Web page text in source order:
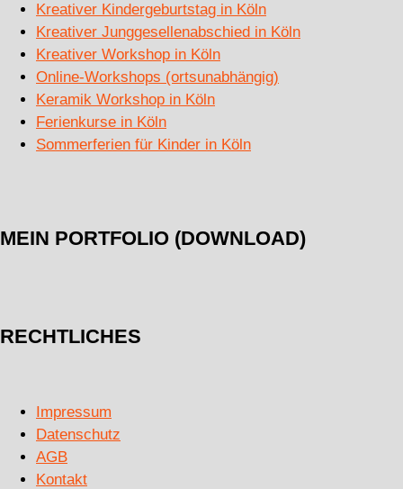
Kreativer Kindergeburtstag in Köln
Kreativer Junggesellenabschied in Köln
Kreativer Workshop in Köln
Online-Workshops (ortsunabhängig)
Keramik Workshop in Köln
Ferienkurse in Köln
Sommerferien für Kinder in Köln
MEIN PORTFOLIO (DOWNLOAD)
RECHTLICHES
Impressum
Datenschutz
AGB
Kontakt